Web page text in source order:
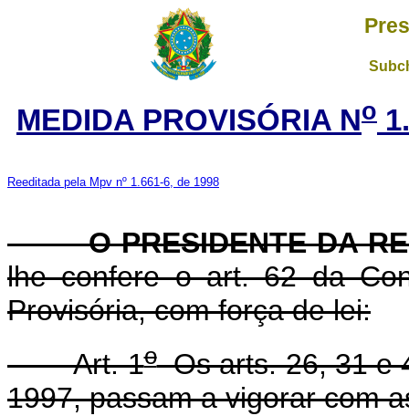
MEDIDA PROVISÓRIA No
Reeditada pela Mpv nº 1.661-6, de 1998
O PRESIDENTE DA
lhe confere o art. 62 da
Provisória, com força de lei:
Art. 1oOs arts. 26, 31 e
1997, passam a vigorar com